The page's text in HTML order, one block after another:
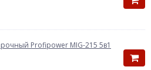
Profipower MIG-215 5в1